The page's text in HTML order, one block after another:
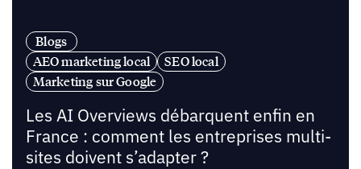
Blogs
AEO marketing local
SEO local
Marketing sur Google
Les AI Overviews débarquent enfin en
France : comment les entreprises multi-
sites doivent s’adapter ?